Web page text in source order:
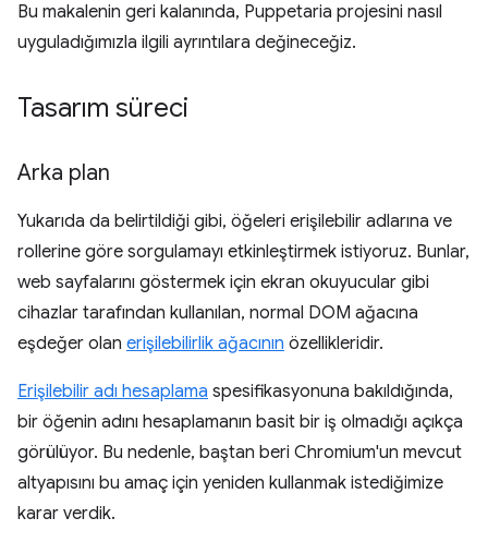
Bu makalenin geri kalanında, Puppetaria projesini nasıl
uyguladığımızla ilgili ayrıntılara değineceğiz.
Tasarım süreci
Arka plan
Yukarıda da belirtildiği gibi, öğeleri erişilebilir adlarına ve
rollerine göre sorgulamayı etkinleştirmek istiyoruz. Bunlar,
web sayfalarını göstermek için ekran okuyucular gibi
cihazlar tarafından kullanılan, normal DOM ağacına
eşdeğer olan erişilebilirlik ağacının özellikleridir.
Erişilebilir adı hesaplama spesifikasyonuna bakıldığında,
bir öğenin adını hesaplamanın basit bir iş olmadığı açıkça
görülüyor. Bu nedenle, baştan beri Chromium'un mevcut
altyapısını bu amaç için yeniden kullanmak istediğimize
karar verdik.